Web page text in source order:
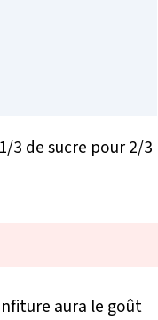
3 de sucre pour 2/3
aura le goût